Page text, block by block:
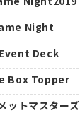
Night
Event Deck
Box Topper
ットマスターズ